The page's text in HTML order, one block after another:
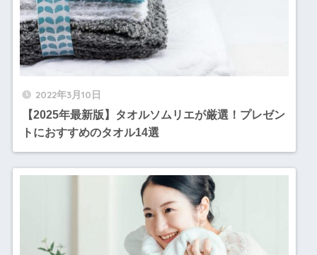
2022年3月10日
【2025年最新版】タオルソムリエが厳選！プレゼン
トにおすすめのタオル14選